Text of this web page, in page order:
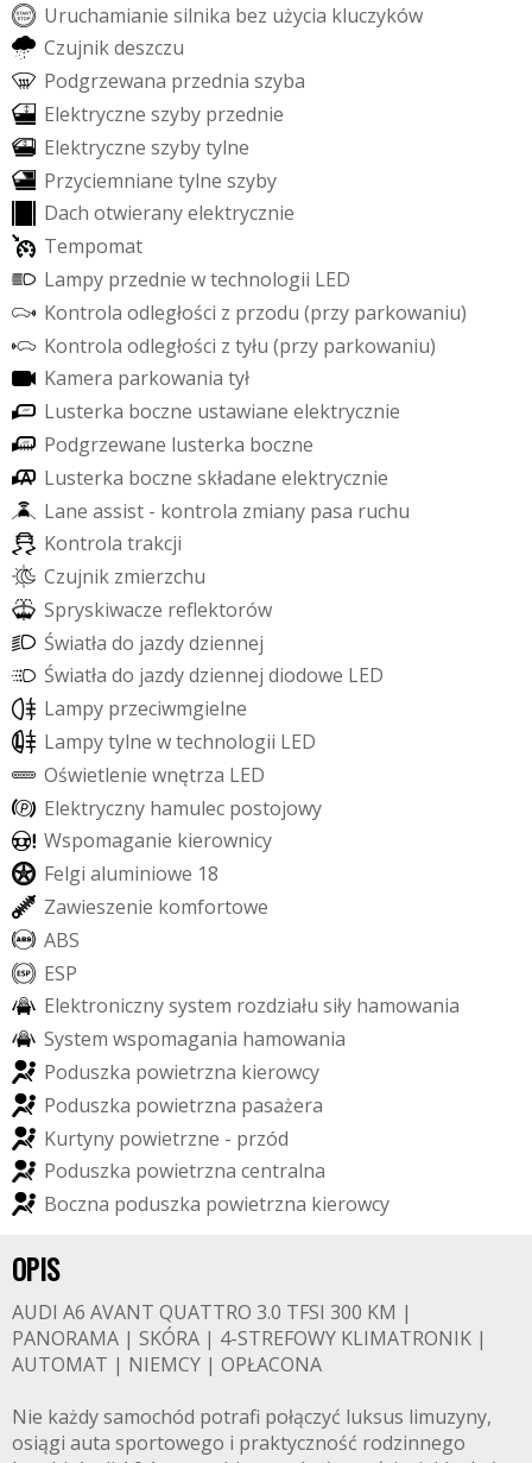
Uruchamianie silnika bez użycia kluczyków
Czujnikdeszczu
Podgrzewana przednia szyba
Elektryczne szyby przednie
Elektryczne szybytylne
Przyciemniane tylne szyby
Dach otwieranyelektrycznie
Tempomat
Lampy przednie wtechnologii LED
Kontrola odległości z przodu (przy parkowaniu)
Kontrola odległości z tyłu (przy parkowaniu)
Kamera parkowania tył
Lusterka boczne ustawiane elektrycznie
Podgrzewane lusterka boczne
Lusterka boczne składane elektrycznie
Lane assist - kontrola zmiany pasa ruchu
Kontrola trakcji
Czujnik zmierzchu
Spryskiwacze refektorów
Światła do jazdydziennej
Światła do jazdydziennej diodowe LED
Lampy przeciwmgielne
Lampytylne wtechnologii LED
Oświetlenie wnętrza LED
Elektryczny hamulec postojowy
Wspomaganie kierownicy
Felgi aluminiowe 18
Zawieszenie komfortowe
ABS
ESP
Elektronicznysystem rozdziału siły hamowania
System wspomagania hamowania
Poduszka powietrzna kierowcy
Poduszka powietrzna pasażera
Kurtyny powietrzne - przód
Poduszka powietrzna centralna
Boczna poduszka powietrzna kierowcy
OPIS
AUDI A6 AVANT QUATTRO 3.0 TFSI 300 KM |
PANORAMA | SKÓRA | 4-STREFOWY KLIMATRONIK |
AUTOMAT | NIEMCY | OPŁACONA
Nie każdy samochód potrafi połączyć luksus limuzyny,
osiągi auta sportowego i praktyczność rodzinnego